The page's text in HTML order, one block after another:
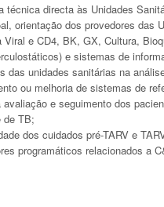
técnica directa às Unidades
orientação dos provedores das
Viral e CD4, BK, GX, Cultura,
e sistemas de
das unidades sanitárias na
ou melhoria de sistemas de
e seguimento dos
de TB;
dos cuidados pré-TARV e
programáticos relacionados a